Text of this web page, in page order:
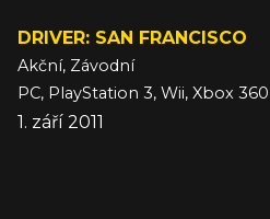
DRIVER: SAN FRANCISCO
Akční, Závodní
PC, PlayStation 3, Wii, Xbox 360
1. září 2011